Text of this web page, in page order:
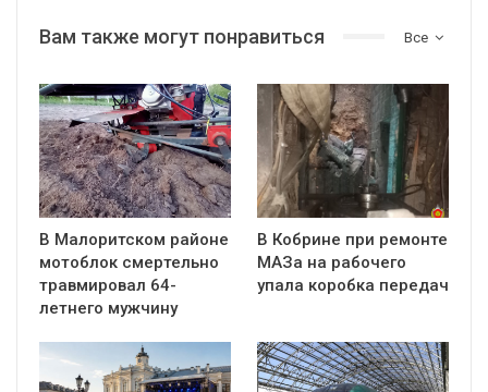
Все
Вам также могут понравиться
В Малоритском районе
мотоблок смертельно
травмировал 64-
летнего мужчину
В Кобрине при ремонте
МАЗа на рабочего
упала коробка передач